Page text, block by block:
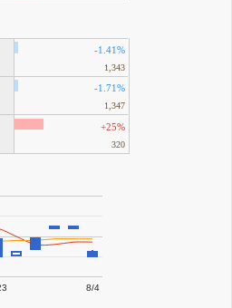
-1.41%
1,343
-1.71%
1,347
+25%
320
8/4